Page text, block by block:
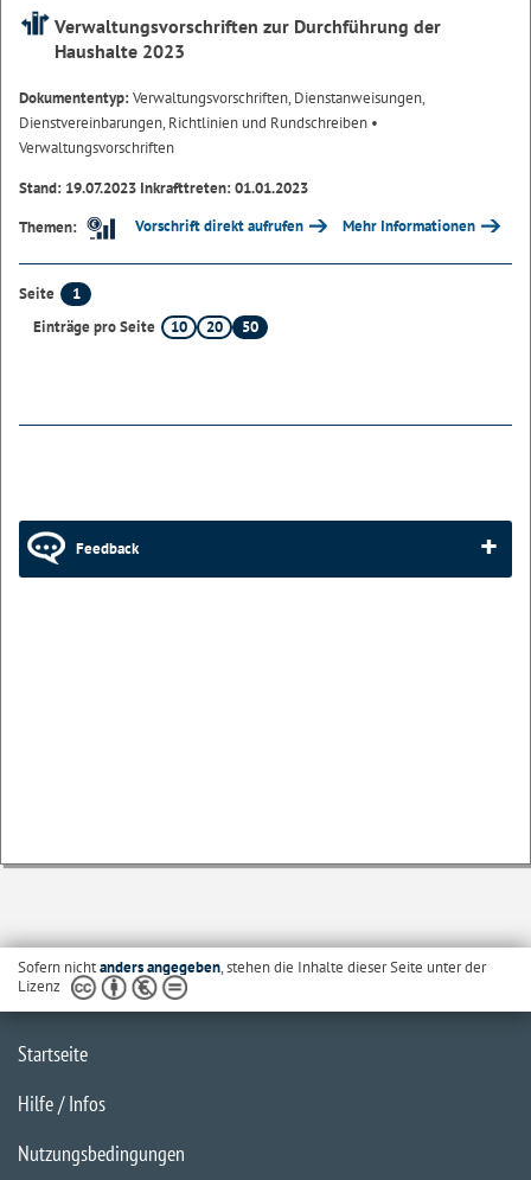
Verwaltungsvorschriften zur Durchführung der
Haushalte 2023
Dokumententyp:Verwaltungsvorschriften, Dienstanweisungen,
Dienstvereinbarungen, Richtlinien und Rundschreiben •
Verwaltungsvorschriften
Stand: 19.07.2023 Inkrafttreten: 01.01.2023
Themen:
Vorschrift direkt aufrufen Mehr Informationen
Seite
1
Einträge pro Seite
10 20 50
Feedback
Sofern nichtanders angegeben, stehen die Inhalte dieser Seite unter der
Lizenz
Startseite
Hilfe / Infos
Nutzungsbedingungen